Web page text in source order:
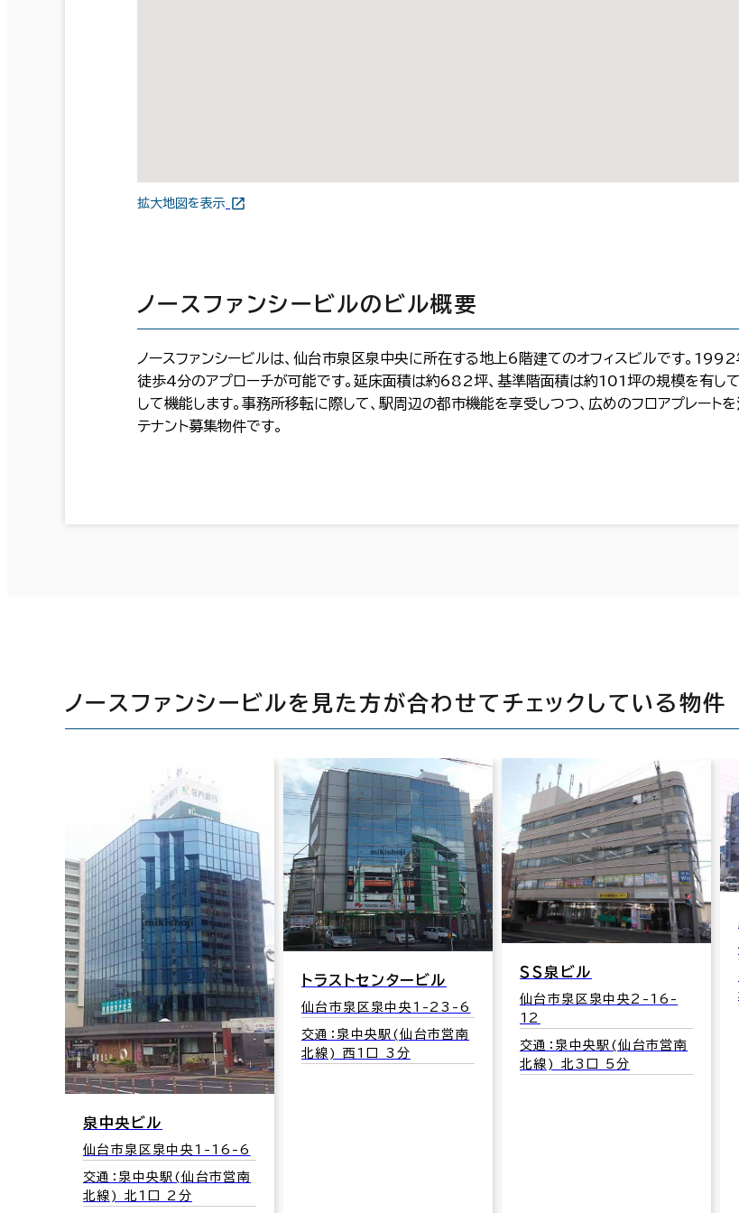
拡大地図を表示
ノースファンシービルのビル概要
ノースファンシービルは、仙台市泉区泉中央に所在する地上6階建てのオフィスビルです。
徒歩4分のアプローチが可能です。延床面積は約682坪、基準階面積は約101坪の規模を有して
して機能します。事務所移転に際して、駅周辺の都市機能を享受しつつ、広めのフロアプレート
テナント募集物件です。
ノースファンシービルを見た方が合わせてチェックしている物件
泉中央ビル
仙台市泉区泉中央1-16-6
交通：泉中央駅(仙台市営南
北線) 北1口 2分
トラストセンタービル
仙台市泉区泉中央1-23-6
交通：泉中央駅(仙台市営南
北線) 西1口 3分
ＳＳ泉ビル
仙台市泉区泉中央2-16-
12
交通：泉中央駅(仙台市営南
北線) 北3口 5分